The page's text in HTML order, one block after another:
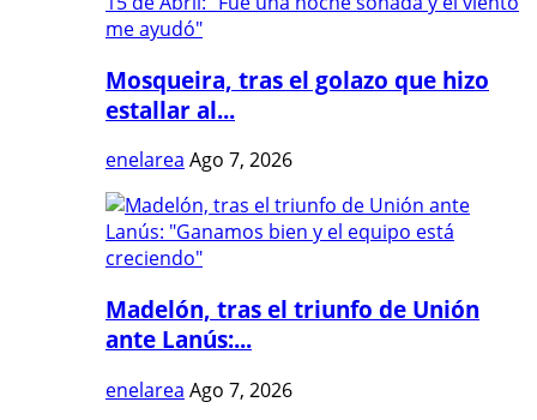
Mosqueira, tras el golazo que hizo
estallar al...
enelarea Ago 7, 2026
Madelón, tras el triunfo de Unión
ante Lanús:...
enelarea Ago 7, 2026